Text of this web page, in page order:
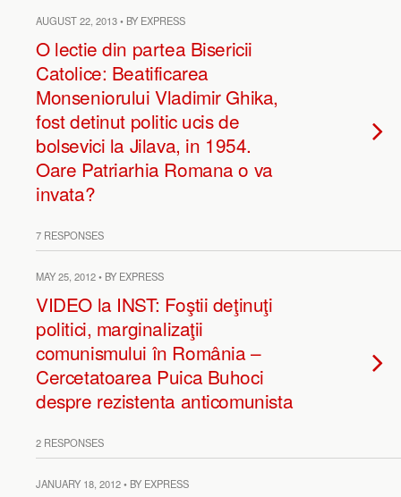
AUGUST 22, 2013 • BY EXPRESS
O lectie din partea Bisericii
Catolice: Beatificarea
Monseniorului Vladimir Ghika,
fost detinut politic ucis de
bolsevici la Jilava, in 1954.
Oare Patriarhia Romana o va
invata?
7 RESPONSES
MAY 25, 2012 • BY EXPRESS
VIDEO la INST: Foştii deţinuţi
politici, marginalizaţii
comunismului în România –
Cercetatoarea Puica Buhoci
despre rezistenta anticomunista
2 RESPONSES
JANUARY 18, 2012 • BY EXPRESS